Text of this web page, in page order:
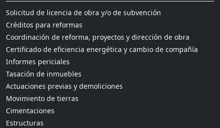
Solicitud de licencia de obra y/o de subvención
Créditos para reformas
Coordinación de reforma, proyectos y dirección de obra
Certificado de eficiencia energética y cambio de compañía
Informes periciales
Tasación de inmuebles
Actuaciones previas y demoliciones
Movimiento de tierras
Cimentaciones
Estructuras